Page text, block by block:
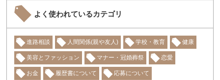
よく使われているカテゴリ
進路相談 人間関係(親や友人) 学校・教育 健康
美容とファッション マナー・冠婚葬祭 恋愛
お金 履歴書について 応募について